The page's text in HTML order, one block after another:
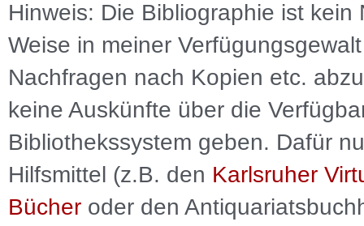
Hinweis: Die Bibliographie ist kein
Weise in meiner
Nachfragen nach Kopien etc.
keine Auskünfte über die
Bibliothekssystem geben. Dafür
Hilfsmittel (z.B. den Karlsruher
Bücher oder den